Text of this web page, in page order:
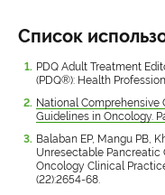
Список
PDQ Adult Treatment
(PDQ®): Health
National Comprehensive
Guidelines in Oncology.
Balaban EP, Mangu PB,
Unresectable Pancreatic
Oncology Clinical
(22):2654-68.